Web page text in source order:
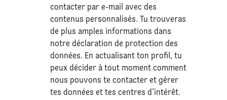
contacter par e-mail avec des
contenus personnalisés. Tu trouveras
de plus amples informations dans
notre déclaration deprotection des
données. En actualisant ton profil, tu
peux décider à tout moment comment
nous pouvons te contacter et gérer
tes données et tes centres d’intérêt.